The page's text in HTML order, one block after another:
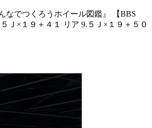
なでつくろうホイール図鑑』 【BBS
Ｊ×１９＋４１ リア 9.５Ｊ×１９＋５０